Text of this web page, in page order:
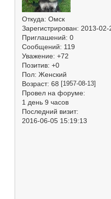
Откуда: Омск
Зарегистрирован: 2013-02-
Приглашений: 0
Сообщений: 119
Уважение: +72
Позитив: +0
Пол: Женский
Возраст: 68 [1957-08-13]
Провел на форуме:
1 день 9 часов
Последний визит:
2016-06-05 15:19:13